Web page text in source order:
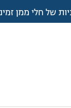
של חלי ממן
>הסיפור שלכם גם